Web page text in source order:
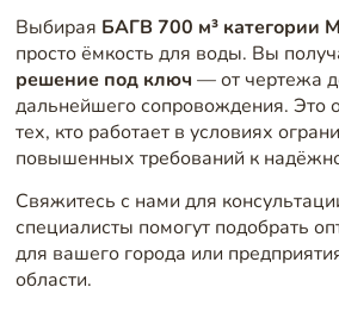
Выбирая БАГВ 700 м³ категории М
просто ёмкость для воды. Вы
решение под ключ — от чертежа
дальнейшего сопровождения. Это
тех, кто работает в условиях
повышенных требований к
Свяжитесь с нами для
специалисты помогут подобрать
для вашего города или
области.